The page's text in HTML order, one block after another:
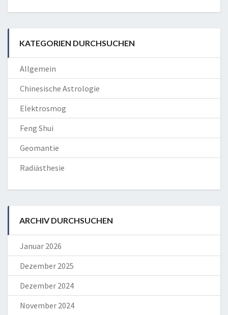
KATEGORIEN DURCHSUCHEN
Allgemein
Chinesische Astrologie
Elektrosmog
Feng Shui
Geomantie
Radiästhesie
ARCHIV DURCHSUCHEN
Januar 2026
Dezember 2025
Dezember 2024
November 2024